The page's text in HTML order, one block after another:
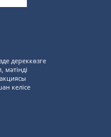
дереккөзге
мәтінді
келісе